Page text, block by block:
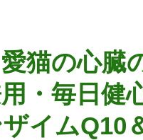
猫の心臓
・毎日健
イムQ10